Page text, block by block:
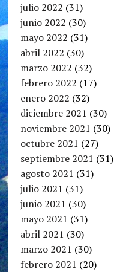
julio 2022 (31)
junio 2022 (30)
mayo 2022 (31)
abril 2022 (30)
marzo 2022 (32)
febrero 2022 (17)
enero 2022 (32)
diciembre 2021 (30)
noviembre 2021 (30)
octubre 2021 (27)
septiembre 2021 (31)
agosto 2021 (31)
julio 2021 (31)
junio 2021 (30)
mayo 2021 (31)
abril 2021 (30)
marzo 2021 (30)
febrero 2021 (20)